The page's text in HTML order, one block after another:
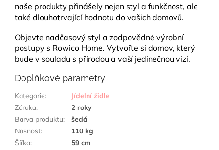
naše produkty přinášely nejen styl a funkčnost, ale
také dlouhotrvající hodnotu do vašich domovů.
Objevte nadčasový styl a zodpovědné výrobní
postupy s Rowico Home. Vytvořte si domov, který
bude v souladu s přírodou a vaší jedinečnou vizí.
Doplňkové parametry
Kategorie:
Jídelní židle
Záruka:
2 roky
Barva produktu:
šedá
Nosnost:
110 kg
Šířka:
59 cm